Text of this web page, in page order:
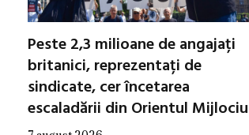
Peste 2,3 milioane de angajați
britanici, reprezentați de
sindicate, cer încetarea
escaladării din Orientul Mijlociu